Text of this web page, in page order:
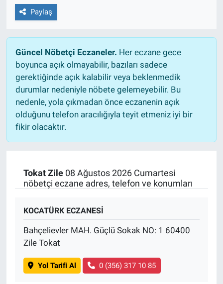
Paylaş
Güncel Nöbetçi Eczaneler. Her eczane gece
boyunca açık olmayabilir, bazıları sadece
gerektiğinde açık kalabilir veya beklenmedik
durumlar nedeniyle nöbete gelemeyebilir. Bu
nedenle, yola çıkmadan önce eczanenin açık
olduğunu telefon aracılığıyla teyit etmeniz iyi bir
fikir olacaktır.
Tokat Zile08 Ağustos 2026 Cumartesi
nöbetçi eczane adres, telefon ve konumları
KOCATÜRK ECZANESİ
Bahçelievler MAH. Güçlü Sokak NO: 1 60400
Zile Tokat
Yol Tarifi Al 0 (356) 317 10 85